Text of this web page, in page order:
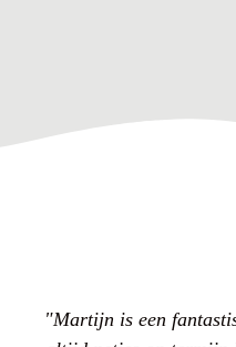
"Martijn is een